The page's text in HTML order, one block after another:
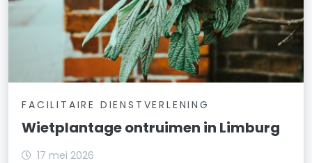
FACILITAIRE DIENSTVERLENING
Wietplantage ontruimen in Limburg
17 mei 2026